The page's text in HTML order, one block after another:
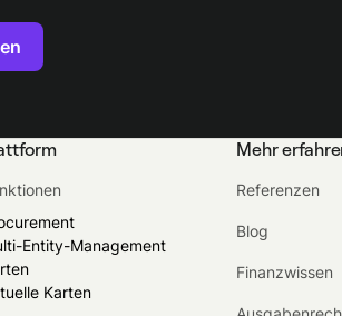
Entity-Management
Karten
Mehr
Referenzen
Blog
Finanzwissen